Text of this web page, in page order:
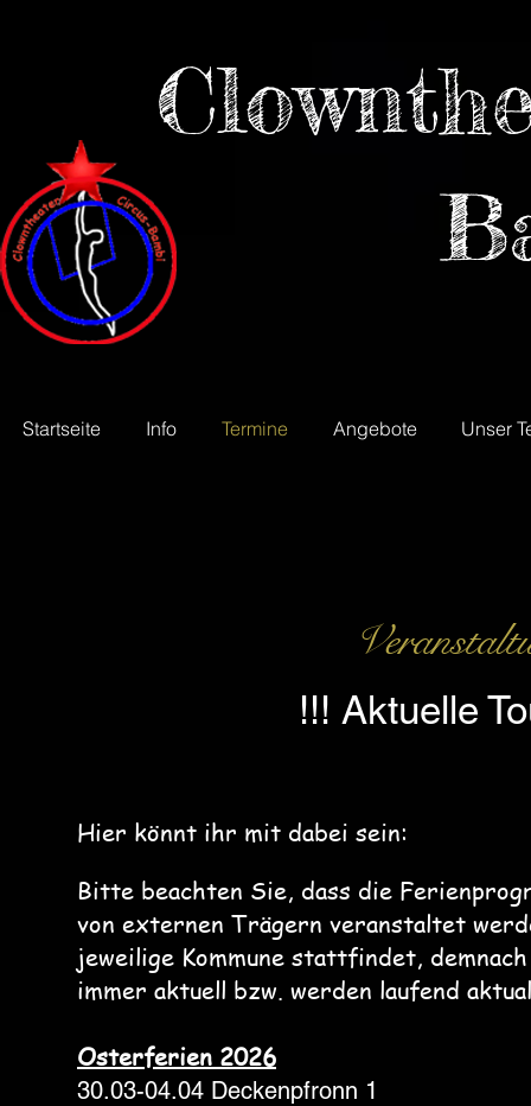
Startseite Info Termine Angebote Unser
!!! Aktuelle
Hier könnt ihr mit dabei sein:
Bitte beachten Sie, dass die
von externen Trägern veranstaltet
jeweilige Kommune stattfindet,
immer aktuell bzw. werden laufend
Osterferien 2026
30.03-04.04 Deckenpfronn 1